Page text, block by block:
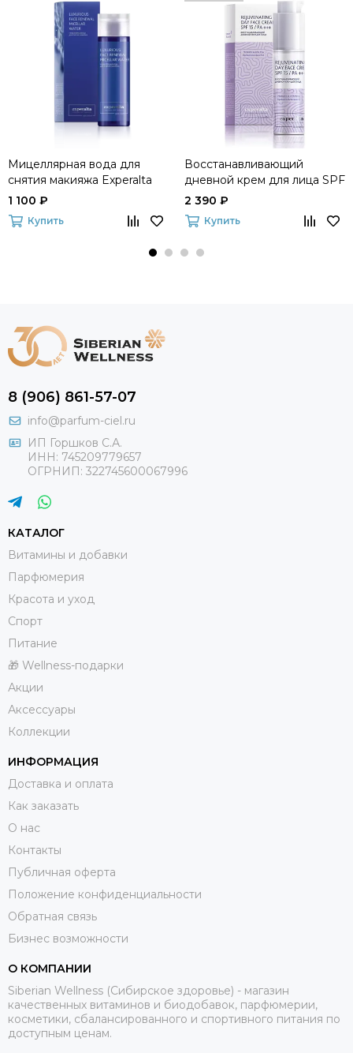
Мицеллярная вода для
снятия макияжа Experalta
Platinum
1 100 ₽
Купить
Восстанавливающий
дневной крем для лица SPF
15 / PA +++ Experalta
Biomelle
2 390 ₽
Купить
8 (906) 861-57-07
info@parfum-ciel.ru
ИП Горшков С.А.
ИНН: 745209779657
ОГРНИП: 322745600067996
КАТАЛОГ
Витамины и добавки
Парфюмерия
Красота и уход
Спорт
Питание
🎁 Wellness-подарки
Акции
Аксессуары
Коллекции
ИНФОРМАЦИЯ
Доставка и оплата
Как заказать
О нас
Контакты
Публичная оферта
Положение конфиденциальности
Обратная связь
Бизнес возможности
О КОМПАНИИ
Siberian Wellness (Сибирское здоровье) - магазин
качественных витаминов и биодобавок, парфюмерии,
косметики, сбалансированного и спортивного питания по
доступным ценам.